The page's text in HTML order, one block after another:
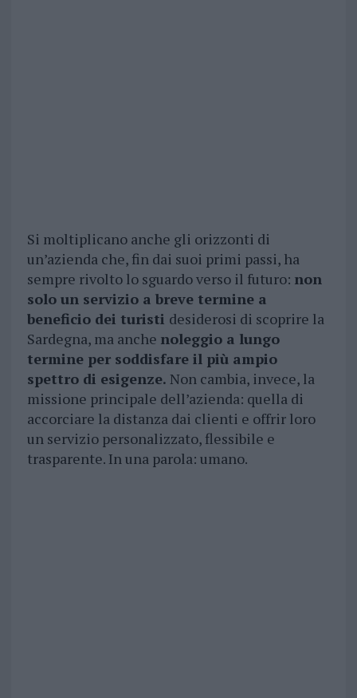
Si moltiplicano anche gli orizzonti di
un’azienda che, fin dai suoi primi passi, ha
sempre rivolto lo sguardo verso il futuro: non
solo un servizio a breve termine a
beneficio dei turisti desiderosi di scoprire la
Sardegna, ma anche noleggio a lungo
termine per soddisfare il più ampio
spettro di esigenze. Non cambia, invece, la
missione principale dell’azienda: quella di
accorciare la distanza dai clienti e offrir loro
un servizio personalizzato, flessibile e
trasparente. In una parola: umano.